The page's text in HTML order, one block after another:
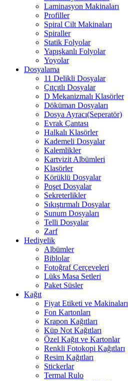
Laminasyon Makinaları
Profiller
Spiral Cilt Makinaları
Spiraller
Statik Folyolar
Yapışkanlı Folyolar
Yoyolar
Dosyalama
11 Delikli Dosyalar
Çıtçıtlı Dosyalar
D Mekanizmalı Klasörler
Döküman Dosyaları
Dosya Ayracı(Seperatör)
Evrak Çantası
Halkalı Klasörler
Kademeli Dosyalar
Kalemlikler
Kartvizit Albümleri
Klasörler
Körüklü Dosyalar
Poşet Dosyalar
Sekreterlikler
Sıkıştırmalı Dosyalar
Sunum Dosyaları
Telli Dosyalar
Zarf
Hediyelik
Albümler
Biblolar
Fotoğraf Çerçeveleri
Lüks Masa Setleri
Paket Süsler
Kağıt
Fiyat Etiketi ve Makinaları
Fon Kartonları
Krapon Kağıtları
Küp Not Kağıtları
Özel Kağıt ve Kartonlar
Renkli Fotokopi Kağıtları
Resim Kağıtları
Stickerlar
Termal Rulo